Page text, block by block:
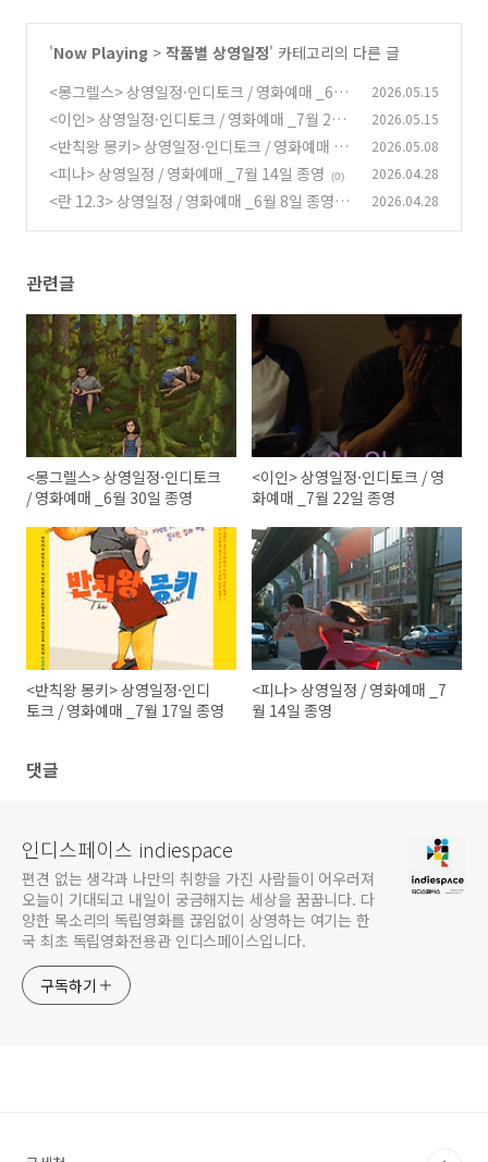
'Now Playing > 작품별 상영일정' 카테고리의 다른 글
<몽그렐스> 상영일정·인디토크 / 영화예매 _6월
30일 종영
(0)
2026.05.15
<이인> 상영일정·인디토크 / 영화예매 _7월 22
일 종영
(0)
2026.05.15
<반칙왕 몽키> 상영일정·인디토크 / 영화예매 _
7월 17일 종영 (0)
2026.05.08
<피나> 상영일정 / 영화예매 _7월 14일 종영 (0) 2026.04.28
<란 12.3> 상영일정 / 영화예매 _6월 8일 종영 2026.04.28
관련글
<몽그렐스> 상영일정·인디토크
/ 영화예매 _6월 30일 종영
<이인> 상영일정·인디토크 / 영
화예매 _7월 22일 종영
<반칙왕 몽키> 상영일정·인디
토크 / 영화예매 _7월 17일 종영
<피나> 상영일정 / 영화예매 _7
월 14일 종영
댓글
인디스페이스 indiespace
편견 없는 생각과 나만의 취향을 가진 사람들이 어우러져
오늘이 기대되고 내일이 궁금해지는 세상을 꿈꿉니다. 다
양한 목소리의 독립영화를 끊임없이 상영하는 여기는 한
국 최초 독립영화전용관 인디스페이스입니다.
구독하기